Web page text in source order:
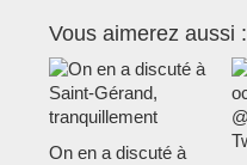
Vous aimerez aussi :
On en a discuté à